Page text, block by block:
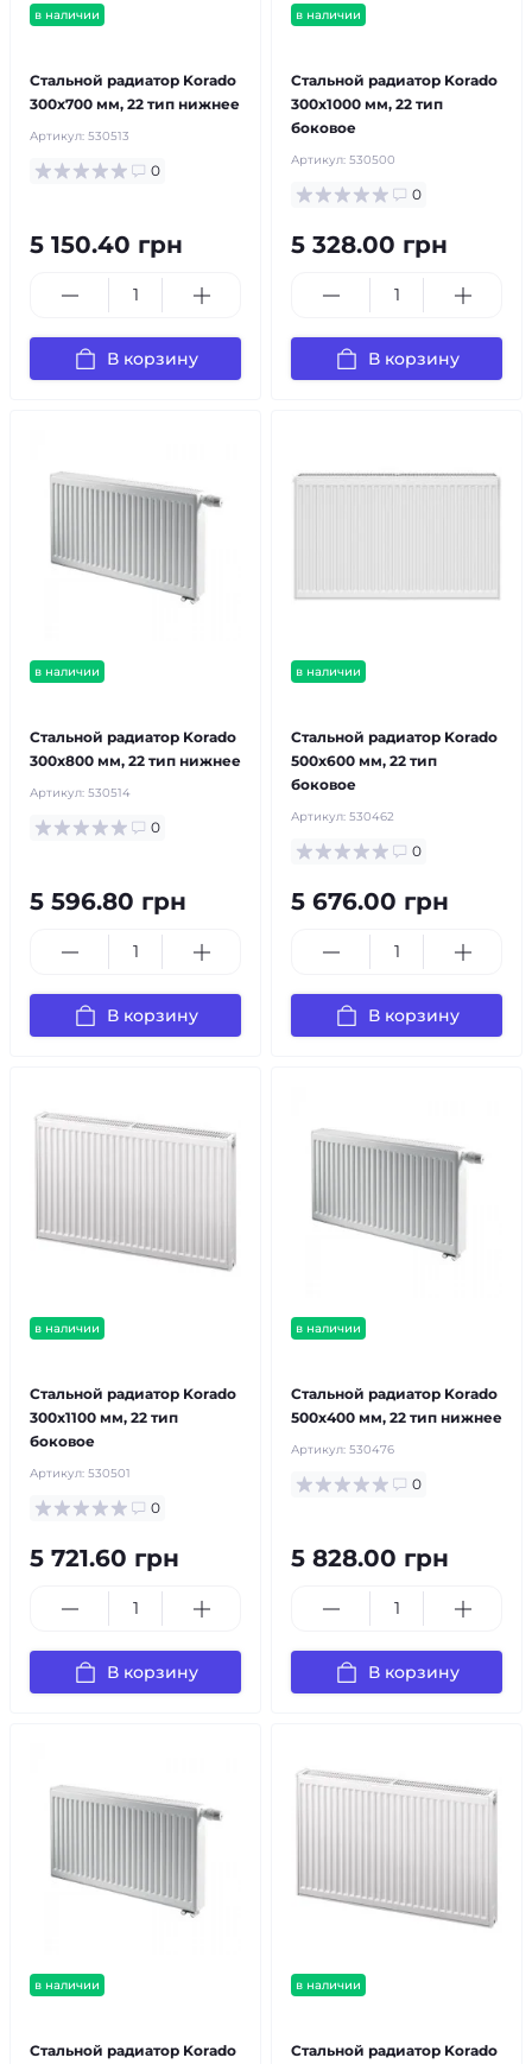
в наличии
Стальной радиатор Korado
300x700 мм, 22 тип нижнее
Артикул: 530513
0
5 150.40 грн
В корзину
в наличии
Стальной радиатор Korado
300x1000 мм, 22 тип
боковое
Артикул: 530500
0
5 328.00 грн
В корзину
в наличии
Стальной радиатор Korado
300x800 мм, 22 тип нижнее
Артикул: 530514
0
5 596.80 грн
В корзину
в наличии
Стальной радиатор Korado
500x600 мм, 22 тип
боковое
Артикул: 530462
0
5 676.00 грн
В корзину
в наличии
Стальной радиатор Korado
300x1100 мм, 22 тип
боковое
Артикул: 530501
0
5 721.60 грн
В корзину
в наличии
Стальной радиатор Korado
500x400 мм, 22 тип нижнее
Артикул: 530476
0
5 828.00 грн
В корзину
в наличии
Стальной радиатор Korado
в наличии
Стальной радиатор Korado